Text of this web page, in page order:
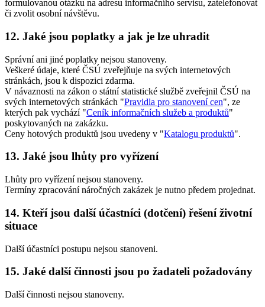
formulovanou otázku na adresu informačního servisu, zatelefonovat
či zvolit osobní návštěvu.
12. Jaké jsou poplatky a jak je lze uhradit
Správní ani jiné poplatky nejsou stanoveny.
Veškeré údaje, které ČSÚ zveřejňuje na svých internetových
stránkách, jsou k dispozici zdarma.
V návaznosti na zákon o státní statistické službě zveřejnil ČSÚ na
svých internetových stránkách "Pravidla pro stanovení cen", ze
kterých pak vychází "Ceník informačních služeb a produktů"
poskytovaných na zakázku.
Ceny hotových produktů jsou uvedeny v "Katalogu produktů".
13. Jaké jsou lhůty pro vyřízení
Lhůty pro vyřízení nejsou stanoveny.
Termíny zpracování náročných zakázek je nutno předem projednat.
14. Kteří jsou další účastníci (dotčení) řešení životní
situace
Další účastníci postupu nejsou stanoveni.
15. Jaké další činnosti jsou po žadateli požadovány
Další činnosti nejsou stanoveny.